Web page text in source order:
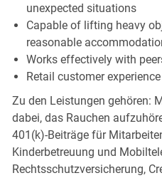
unexpected situations
Capable of lifting heavy
reasonable
Works effectively with
Retail customer
Zu den Leistungen gehören:
dabei, das Rauchen
401(k)-Beiträge für
Kinderbetreuung und
Rechtsschutzversicherung,